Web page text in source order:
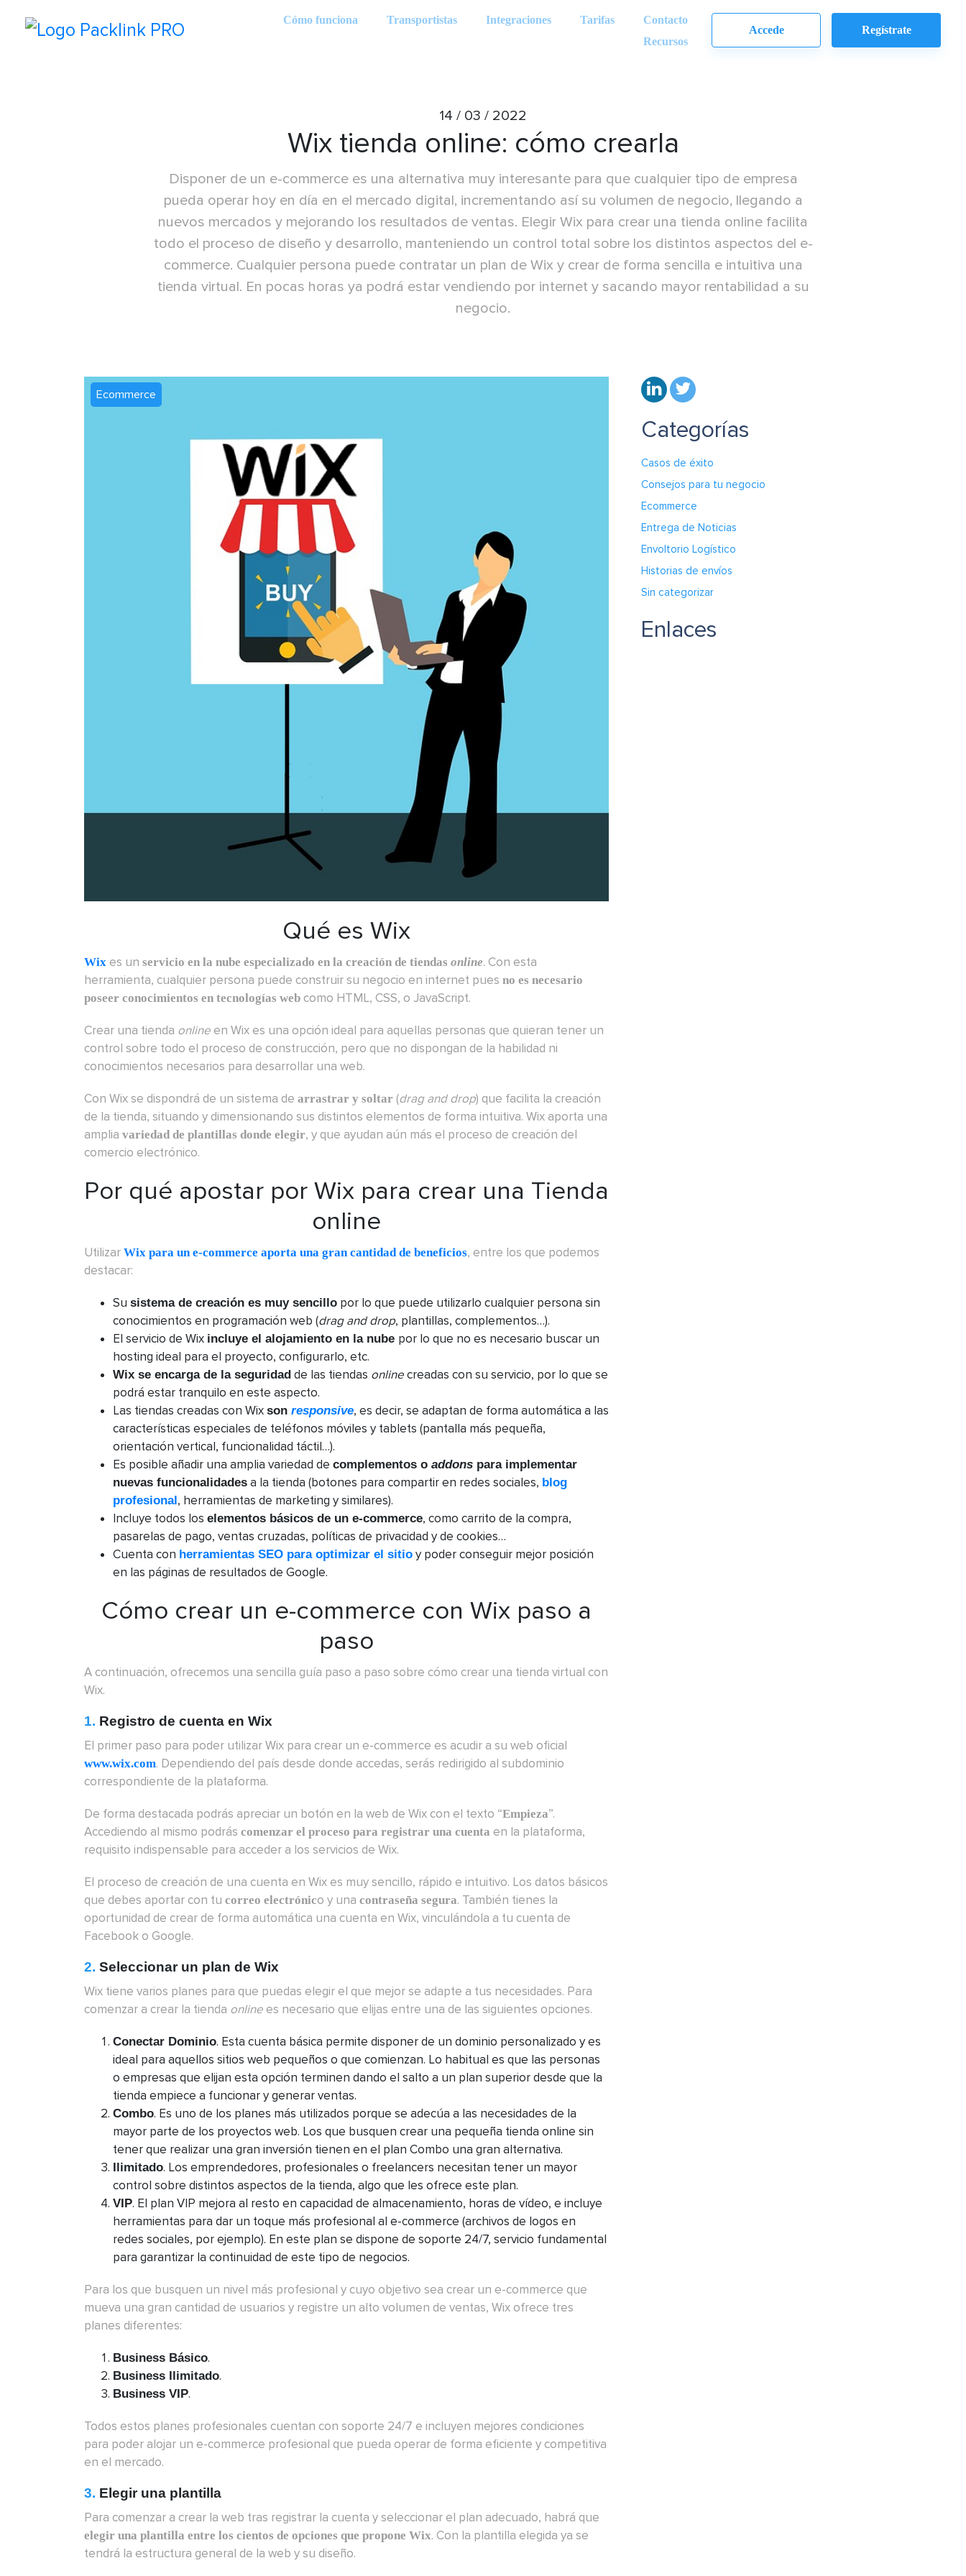
Cómo funciona Transportistas Integraciones Tarifas
Contacto
Recursos
Accede Regístrate
14 / 03 / 2022
Wix tienda online: cómo crearla
Disponer de un e-commerce es una alternativa muy interesante para que cualquier tipo de empresa
pueda operar hoy en día en el mercado digital, incrementando así su volumen de negocio, llegando a
nuevos mercados y mejorando los resultados de ventas. Elegir Wix para crear una tienda online facilita
todo el proceso de diseño y desarrollo, manteniendo un control total sobre los distintos aspectos del e-
commerce. Cualquier persona puede contratar un plan de Wix y crear de forma sencilla e intuitiva una
tienda virtual. En pocas horas ya podrá estar vendiendo por internet y sacando mayor rentabilidad a su
negocio.
Ecommerce
Qué es Wix
Wix es un servicio en la nube especializado en la creación de tiendas online. Con esta
herramienta, cualquier persona puede construir su negocio en internet pues no es necesario
poseer conocimientos en tecnologías web como HTML, CSS, o JavaScript.
Crear una tienda online en Wix es una opción ideal para aquellas personas que quieran tener un
control sobre todo el proceso de construcción, pero que no dispongan de la habilidad ni
conocimientos necesarios para desarrollar una web.
Con Wix se dispondrá de un sistema de arrastrar y soltar (drag and drop) que facilita la creación
de la tienda, situando y dimensionando sus distintos elementos de forma intuitiva. Wix aporta una
amplia variedad de plantillas donde elegir, y que ayudan aún más el proceso de creación del
comercio electrónico.
Por qué apostar por Wix para crear una Tienda
online
Utilizar Wix para un e-commerce aporta una gran cantidad de beneficios, entre los que podemos
destacar:
Su sistema de creación es muy sencillo por lo que puede utilizarlo cualquier persona sin
conocimientos en programación web (drag and drop, plantillas, complementos…).
El servicio de Wix incluye el alojamiento en la nube por lo que no es necesario buscar un
hosting ideal para el proyecto, configurarlo, etc.
Wix se encarga de la seguridad de las tiendas onlinecreadas con su servicio, por lo que se
podrá estar tranquilo en este aspecto.
Las tiendas creadas con Wix son responsive, es decir, se adaptan de forma automática a las
características especiales de teléfonos móviles y tablets (pantalla más pequeña,
orientación vertical, funcionalidad táctil…).
Es posible añadir una amplia variedad de complementos o addons para implementar
nuevas funcionalidades a la tienda (botones para compartir en redes sociales, blog
profesional, herramientas de marketing y similares).
Incluye todos los elementos básicos de un e-commerce, como carrito de la compra,
pasarelas de pago, ventas cruzadas, políticas de privacidad y de cookies…
Cuenta con herramientas SEO para optimizar el sitio y poder conseguir mejor posición
en las páginas de resultados de Google.
Cómo crear un e-commerce con Wix paso a
paso
A continuación, ofrecemos una sencilla guía paso a paso sobre cómo crear una tienda virtual con
Wix.
1. Registro de cuenta en Wix
El primer paso para poder utilizar Wix para crear un e-commerce es acudir a su web oficial
www.wix.com. Dependiendo del país desde donde accedas, serás redirigido al subdominio
correspondiente de la plataforma.
De forma destacada podrás apreciar un botón en la web de Wix con el texto “Empieza”.
Accediendo al mismo podrás comenzar el proceso para registrar una cuenta en la plataforma,
requisito indispensable para acceder a los servicios de Wix.
El proceso de creación de una cuenta en Wix es muy sencillo, rápido e intuitivo. Los datos básicos
que debes aportar con tu correo electrónico y una contraseña segura. También tienes la
oportunidad de crear de forma automática una cuenta en Wix, vinculándola a tu cuenta de
Facebook o Google.
2. Seleccionar un plan de Wix
Wix tiene varios planes para que puedas elegir el que mejor se adapte a tus necesidades. Para
comenzar a crear la tienda online es necesario que elijas entre una de las siguientes opciones.
Conectar Dominio. Esta cuenta básica permite disponer de un dominio personalizado y es
ideal para aquellos sitios web pequeños o que comienzan. Lo habitual es que las personas
o empresas que elijan esta opción terminen dando el salto a un plan superior desde que la
tienda empiece a funcionar y generar ventas.
Combo. Es uno de los planes más utilizados porque se adecúa a las necesidades de la
mayor parte de los proyectos web. Los que busquen crear una pequeña tienda online sin
tener que realizar una gran inversión tienen en el plan Combo una gran alternativa.
Ilimitado. Los emprendedores, profesionales o freelancers necesitan tener un mayor
control sobre distintos aspectos de la tienda, algo que les ofrece este plan.
VIP. El plan VIP mejora al resto en capacidad de almacenamiento, horas de vídeo, e incluye
herramientas para dar un toque más profesional al e-commerce (archivos de logos en
redes sociales, por ejemplo). En este plan se dispone de soporte 24/7, servicio fundamental
para garantizar la continuidad de este tipo de negocios.
Para los que busquen un nivel más profesional y cuyo objetivo sea crear un e-commerce que
mueva una gran cantidad de usuarios y registre un alto volumen de ventas, Wix ofrece tres
planes diferentes:
Business Básico.
Business Ilimitado.
Business VIP.
Todos estos planes profesionales cuentan con soporte 24/7 e incluyen mejores condiciones
para poder alojar un e-commerce profesional que pueda operar de forma eficiente y competitiva
en el mercado.
3. Elegir una plantilla
Para comenzar a crear la web tras registrar la cuenta y seleccionar el plan adecuado, habrá que
elegir una plantilla entre los cientos de opciones que propone Wix. Con la plantilla elegida ya se
tendrá la estructura general de la web y su diseño.
Categorías
Casos de éxito
Consejos para tu negocio
Ecommerce
Entrega de Noticias
Envoltorio Logístico
Historias de envíos
Sin categorizar
Enlaces